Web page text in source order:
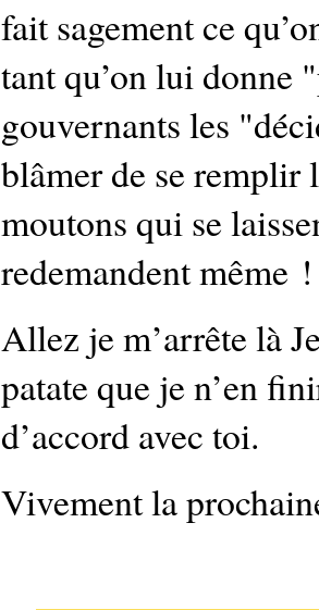
fait sagement ce
tant qu’on lui donne
gouvernants les
blâmer de se remplir
moutons qui se
redemandent même !
Allez je m’arrête là
patate que je n’en
d’accord avec toi.
Vivement la